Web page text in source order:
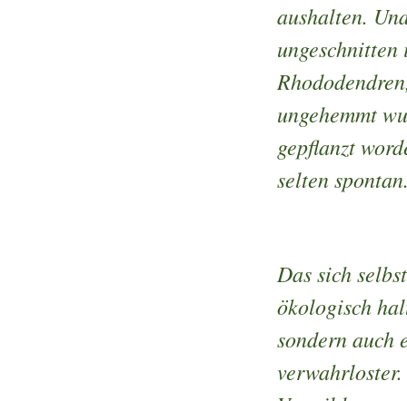
aushalten.
ungehemmt
gepflanzt
selten
Das sich
ökologisch
sondern auch